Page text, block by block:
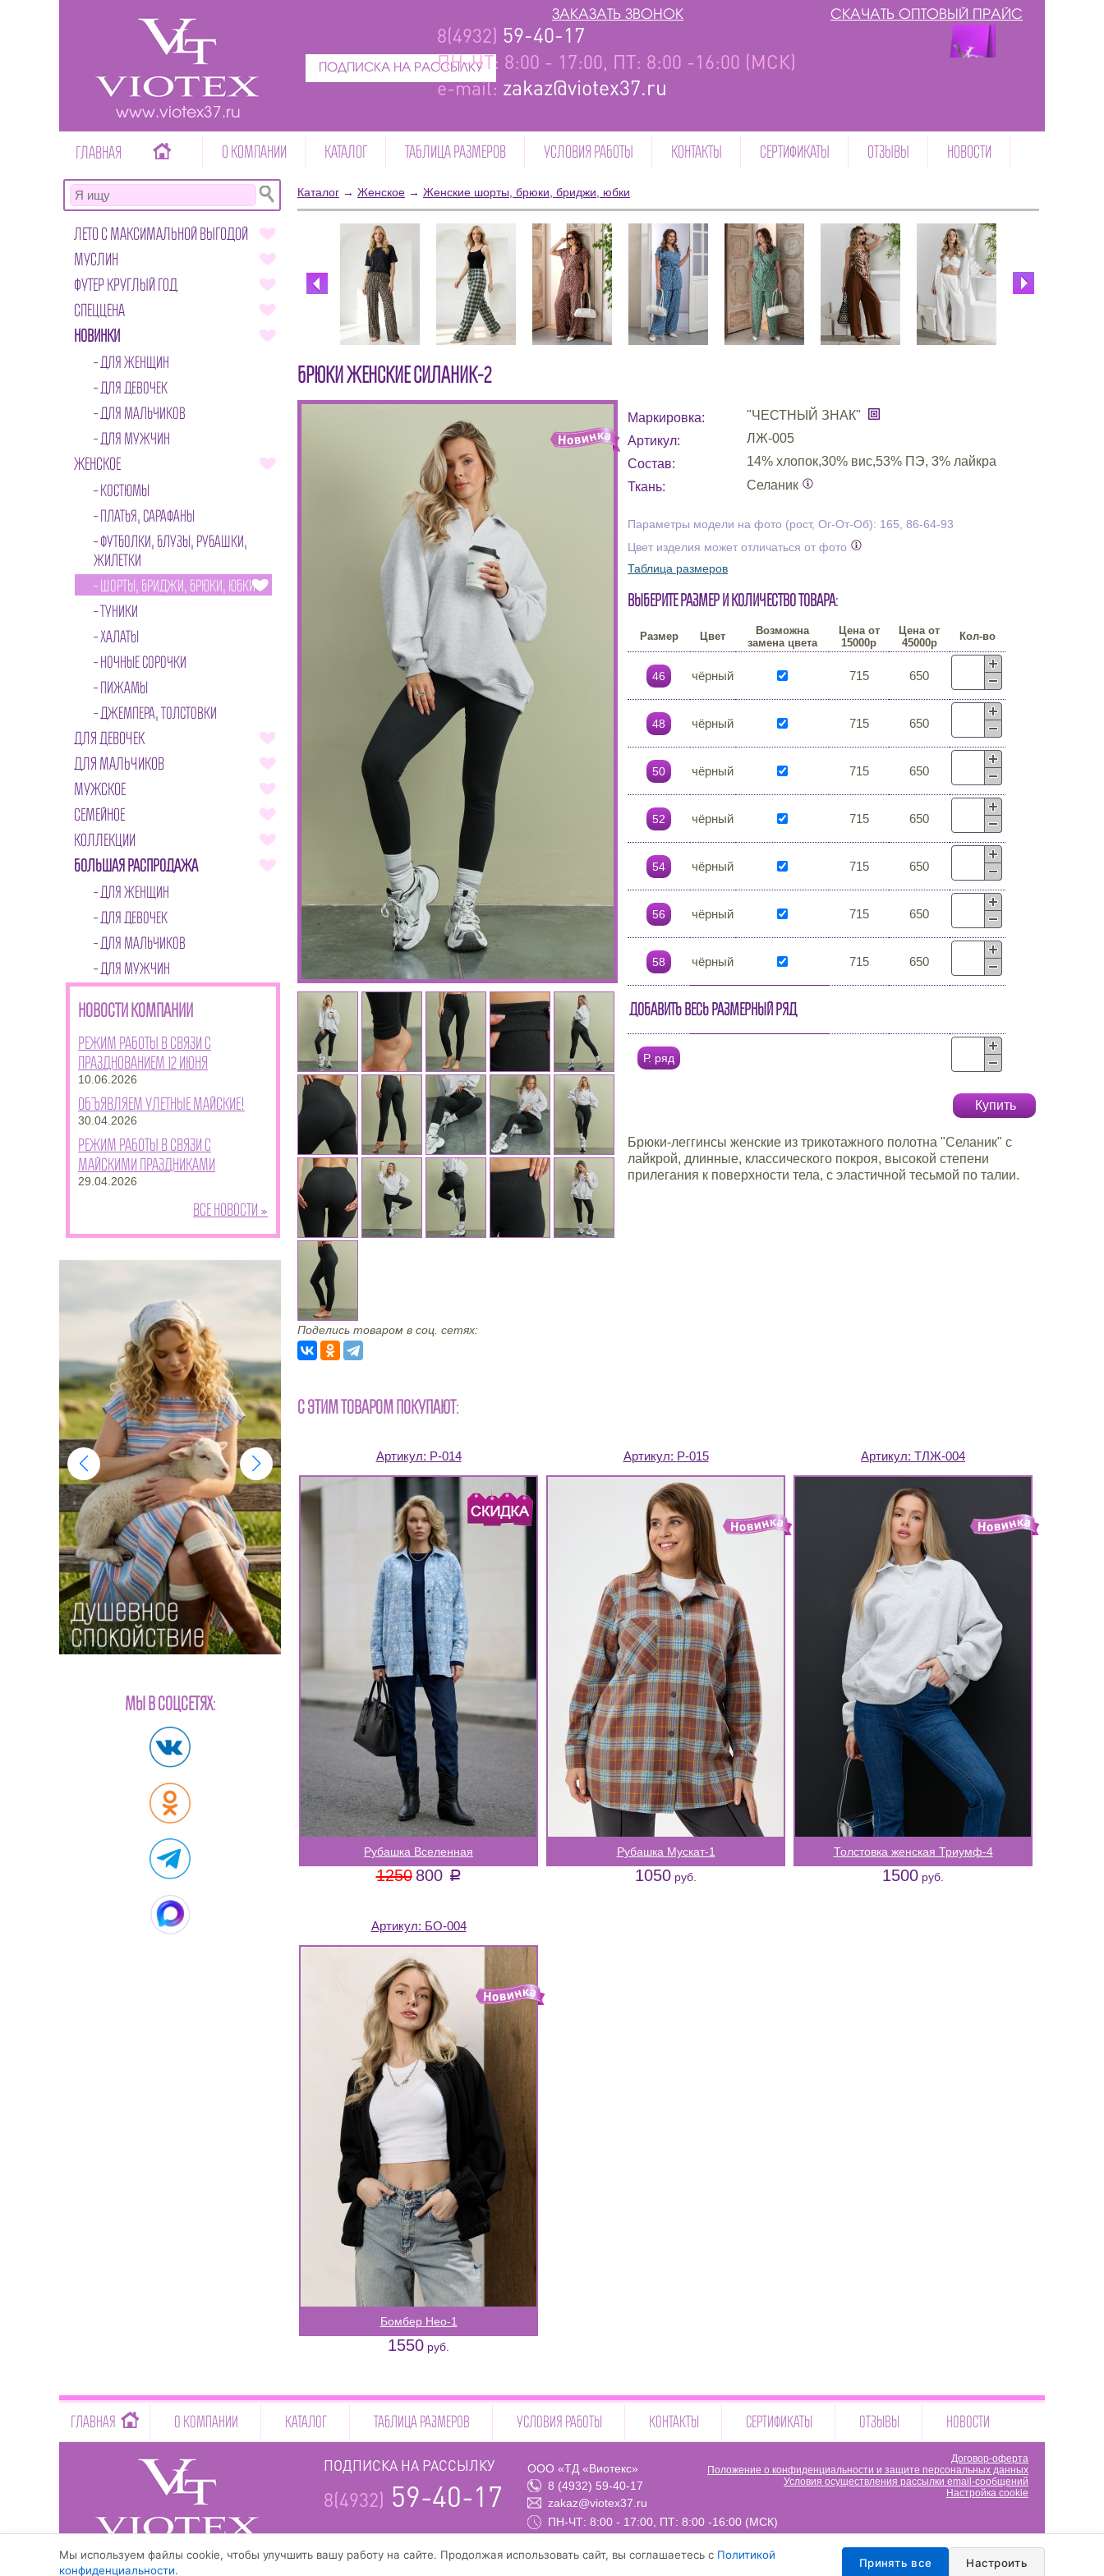
www.viotex37.ru
ПОДПИСКА НА РАССЫЛКУ
8(4932) 59-40-17
ПН-ЧТ: 8:00 - 17:00, ПТ: 8:00 -16:00 (МСК)
e-mail: zakaz@viotex37.ru
СКАЧАТЬ ОПТОВЫЙ ПРАЙС
ЗАКАЗАТЬ ЗВОНОК
ГЛАВНАЯ О КОМПАНИИ КАТАЛОГ ТАБЛИЦА РАЗМЕРОВ УСЛОВИЯ РАБОТЫ КОНТАКТЫ СЕРТИФИКАТЫ ОТЗЫВЫ НОВОСТИ
ЛЕТО С МАКСИМАЛЬНОЙ ВЫГОДОЙ
МУСЛИН
ФУТЕР КРУГЛЫЙ ГОД
СПЕЦЦЕНА
НОВИНКИ
ДЛЯ ЖЕНЩИН
ДЛЯ ДЕВОЧЕК
ДЛЯ МАЛЬЧИКОВ
ДЛЯ МУЖЧИН
ЖЕНСКОЕ
КОСТЮМЫ
ПЛАТЬЯ, САРАФАНЫ
ФУТБОЛКИ, БЛУЗЫ, РУБАШКИ,
ЖИЛЕТКИ
ШОРТЫ, БРИДЖИ, БРЮКИ, ЮБКИ
ТУНИКИ
ХАЛАТЫ
НОЧНЫЕ СОРОЧКИ
ПИЖАМЫ
ДЖЕМПЕРА, ТОЛСТОВКИ
ДЛЯ ДЕВОЧЕК
ДЛЯ МАЛЬЧИКОВ
МУЖСКОЕ
СЕМЕЙНОЕ
КОЛЛЕКЦИИ
БОЛЬШАЯ РАСПРОДАЖА
ДЛЯ ЖЕНЩИН
ДЛЯ ДЕВОЧЕК
ДЛЯ МАЛЬЧИКОВ
ДЛЯ МУЖЧИН
НОВОСТИ КОМПАНИИ
Режим работы в связи с
празднованием 12 июня
10.06.2026
Объявляем улетные майские!
30.04.2026
Режим работы в связи с
майскими праздниками
29.04.2026
Все новости »
МЫ В СОЦСЕТЯХ:
Каталог → Женское → Женские шорты, брюки, бриджи, юбки
БРЮКИ ЖЕНСКИЕ СИЛАНИК-2
Маркировка:
"ЧЕСТНЫЙ ЗНАК"
Артикул:
ЛЖ-005
Состав:
14% хлопок,30% вис,53% ПЭ, 3% лайкра
Ткань:
Селаник
Параметры модели на фото (рост, Ог-От-Об): 165, 86-64-93
Цвет изделия может отличаться от фото
Таблица размеров
Выберите размер и количество товара:
Размер Цвет
Возможна
замена цвета
Цена от
15000р
Цена от
45000р
Кол-во
46 чёрный 715 650
48 чёрный 715 650
50 чёрный 715 650
52 чёрный 715 650
54 чёрный 715 650
56 чёрный 715 650
58 чёрный 715 650
Добавить весь размерный ряд
Р. ряд
Купить
Брюки-леггинсы женские из трикотажного полотна "Селаник" с
лайкрой, длинные, классического покроя, высокой степени
прилегания к поверхности тела, с эластичной тесьмой по талии.
Поделись товаром в соц. сетях:
С ЭТИМ ТОВАРОМ ПОКУПАЮТ:
Артикул: Р-014
Рубашка Вселенная
1250 800 a
Артикул: Р-015
Рубашка Мускат-1
1050 руб.
Артикул: ТЛЖ-004
Толстовка женская Триумф-4
1500 руб.
Артикул: БО-004
Бомбер Нео-1
1550 руб.
ГЛАВНАЯ О КОМПАНИИ КАТАЛОГ ТАБЛИЦА РАЗМЕРОВ УСЛОВИЯ РАБОТЫ КОНТАКТЫ СЕРТИФИКАТЫ ОТЗЫВЫ НОВОСТИ
www.viotex37.ru
ПОДПИСКА НА РАССЫЛКУ
8(4932) 59-40-17
ООО «ТД «Виотекс»
8 (4932) 59-40-17
zakaz@viotex37.ru
ПН-ЧТ: 8:00 - 17:00, ПТ: 8:00 -16:00 (МСК)
Договор-оферта
Положение о конфиденциальности и защите персональных данных
Условия осуществления рассылки email-сообщений
Настройка cookie
-->
Мы используем файлы cookie, чтобы улучшить вашу работу на сайте. Продолжая использовать сайт, вы соглашаетесь с Политикой
конфиденциальности.
Принять все Настроить